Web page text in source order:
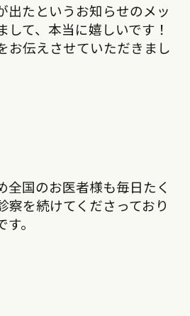
出たというお知らせのメッ
して、本当に嬉しいです！
お伝えさせていただきまし
全国のお医者様も毎日たく
察を続けてくださっており
。